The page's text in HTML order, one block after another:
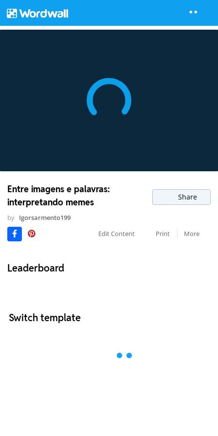
Entre imagens e palavras:
interpretando memes
Share
by Igorsarmento199
Edit Content
Print More
Leaderboard
Switch template